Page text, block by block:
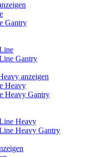
Gantry
Gantry
anzeigen
Heavy
Heavy Gantry
Heavy
Heavy Gantry